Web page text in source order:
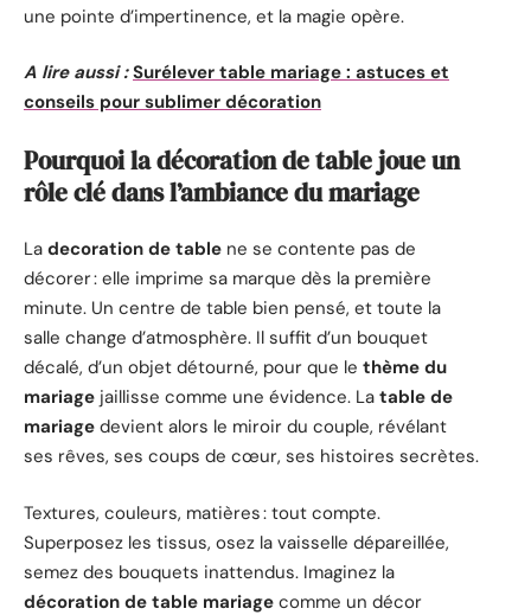
une pointe d’impertinence, et la magie opère.
A lire aussi : Surélever table mariage : astuces et
conseils pour sublimer décoration
Pourquoi la décoration de table joue un
rôle clé dans l’ambiance du mariage
La decoration de table ne se contente pas de
décorer : elle imprime sa marque dès la première
minute. Un centre de table bien pensé, et toute la
salle change d’atmosphère. Il suffit d’un bouquet
décalé, d’un objet détourné, pour que le thème du
mariage jaillisse comme une évidence. La table de
mariage devient alors le miroir du couple, révélant
ses rêves, ses coups de cœur, ses histoires secrètes.
Textures, couleurs, matières : tout compte.
Superposez les tissus, osez la vaisselle dépareillée,
semez des bouquets inattendus. Imaginez la
décoration de table mariage comme un décor